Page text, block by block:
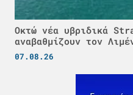
Οκτώ νέα υβριδικά
αναβαθμίζουν τον
07.08.26